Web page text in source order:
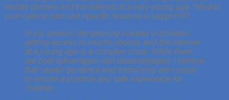
mobile phones and the Internet at a very young age. What is
your opinion and use specific reasons to support it?
In my opinion, the growing number of children
getting access to mobile phones and the Internet
at a young age is a complex issue. While there
are both advantages and disadvantages, I believe
that careful guidance and monitoring are crucial
to ensure a positive and safe experience for
children.